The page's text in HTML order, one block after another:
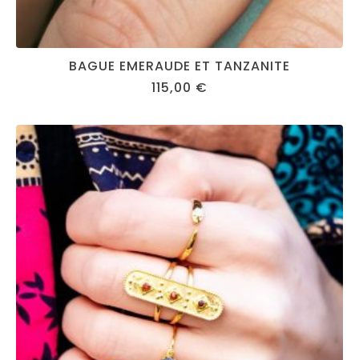
BAGUE EMERAUDE ET TANZANITE
115,00 €